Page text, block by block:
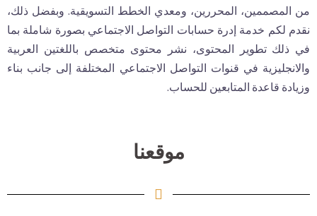
من المصممين، المحررين، ومعدي الخطط التسويقية. وبفضل ذلك،
نقدم لكم خدمة إدرة حسابات التواصل الاجتماعي بصورة شاملة بما
في ذلك تطوير المحتوى، نشر محتوى متخصص باللغتين العربية
والانجليزية في قنوات التواصل الاجتماعي المختلفة إلى جانب بناء
وزيادة قاعدة المتابعين للحساب.
موقعنا